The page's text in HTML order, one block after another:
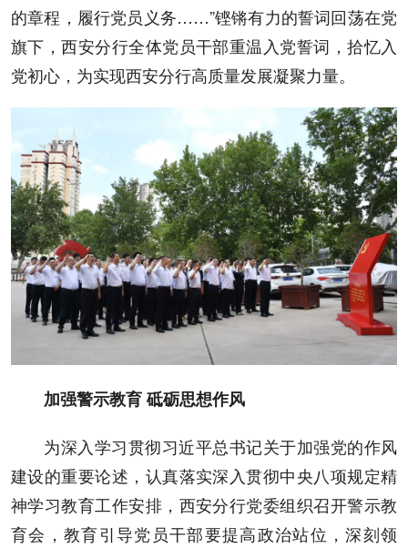
的章程，履行党员义务……”铿锵有力的誓词回荡在党
旗下，西安分行全体党员干部重温入党誓词，拾忆入
党初心，为实现西安分行高质量发展凝聚力量。
加强警示教育 砥砺思想作风
为深入学习贯彻习近平总书记关于加强党的作风
建设的重要论述，认真落实深入贯彻中央八项规定精
神学习教育工作安排，西安分行党委组织召开警示教
育会，教育引导党员干部要提高政治站位，深刻领